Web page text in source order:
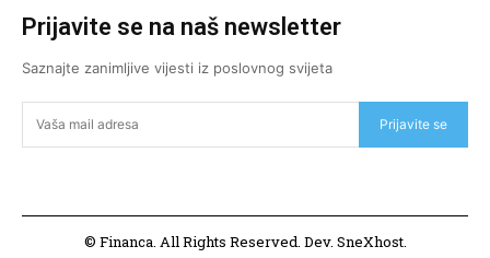
Prijavite se na naš newsletter
Saznajte zanimljive vijesti iz poslovnog svijeta
Prijavite se
© Financa. All Rights Reserved. Dev. SneXhost.